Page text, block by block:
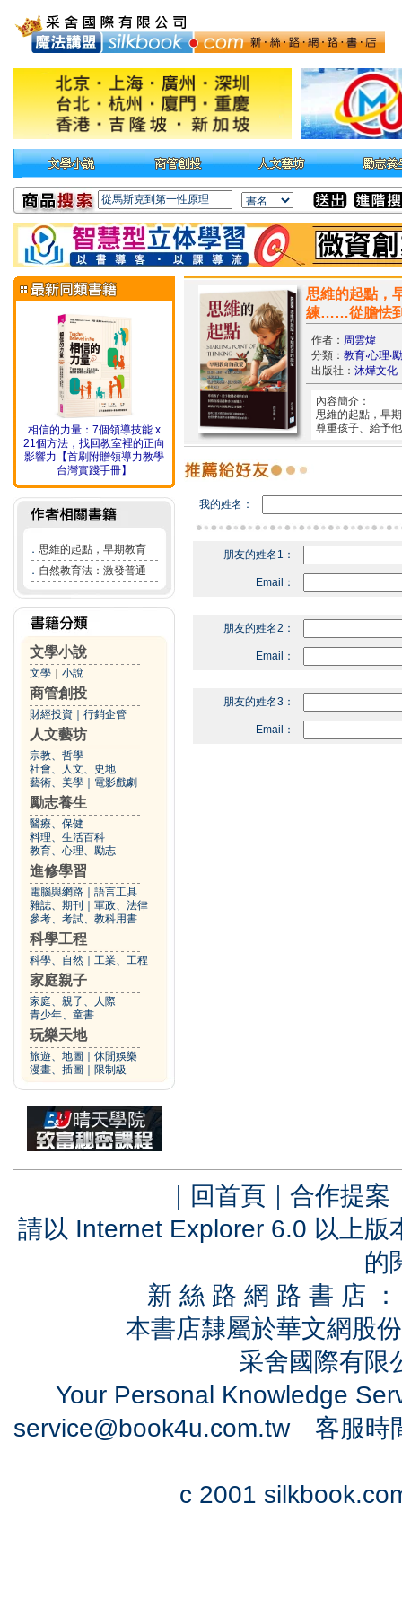
相信的力量：7個領導技能 x
21個方法，找回教室裡的正向
影響力【首刷附贈領導力教學
台灣實踐手冊】
． 思維的起點，早期教育
． 自然教育法：激發普通
文學小說
文學 小說
商管創投
財經投資 行銷企管
人文藝坊
宗教、哲學
社會、人文、史地
藝術、美學
電影戲劇
勵志養生
醫療、保健
料理、生活百科
教育、心理、勵志
進修學習
電腦與網路
語言工具
雜誌、期刊
軍政、法律
參考、考試、教科用書
科學工程
科學、自然 工業、工程
家庭親子
家庭、親子、人際
青少年、童書
玩樂天地
旅遊、地圖
休閒娛樂
漫畫、插圖
限制級
思維的起點，
練……從膽怯
作者： 周雲煒
分類： 教育‧心理‧
出版社： 沐燁文化
內容簡介：
思維的起點，早
尊重孩子、給予
我的姓名：
朋友的姓名1：
Email：
朋友的姓名2：
Email：
朋友的姓名3：
Email：
｜ 回首頁 ｜ 合作提案
請以 Internet Explorer 6.0 以上
的
新 絲 路 網 路 書 店
本書店隸屬於華文網股
采舍國際有
Your Personal Knowledge
service@book4u.com.tw客服時
c 2001